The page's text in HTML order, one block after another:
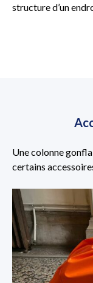
structure d’un
Une colonne
certains